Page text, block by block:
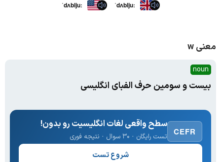
ˈdʌbljuː ˈdʌbljuː
معنی w
noun
بیست و سومین حرف الفبای انگلیسی
CEFR
سطح واقعی لغات انگلیسیت رو بدون!
تست رایگان · ۳۰ سوال · نتیجه فوری
شروع تست